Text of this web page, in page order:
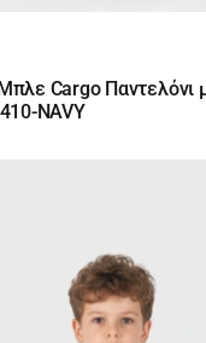
Cargo Παντελόνι
NAVY